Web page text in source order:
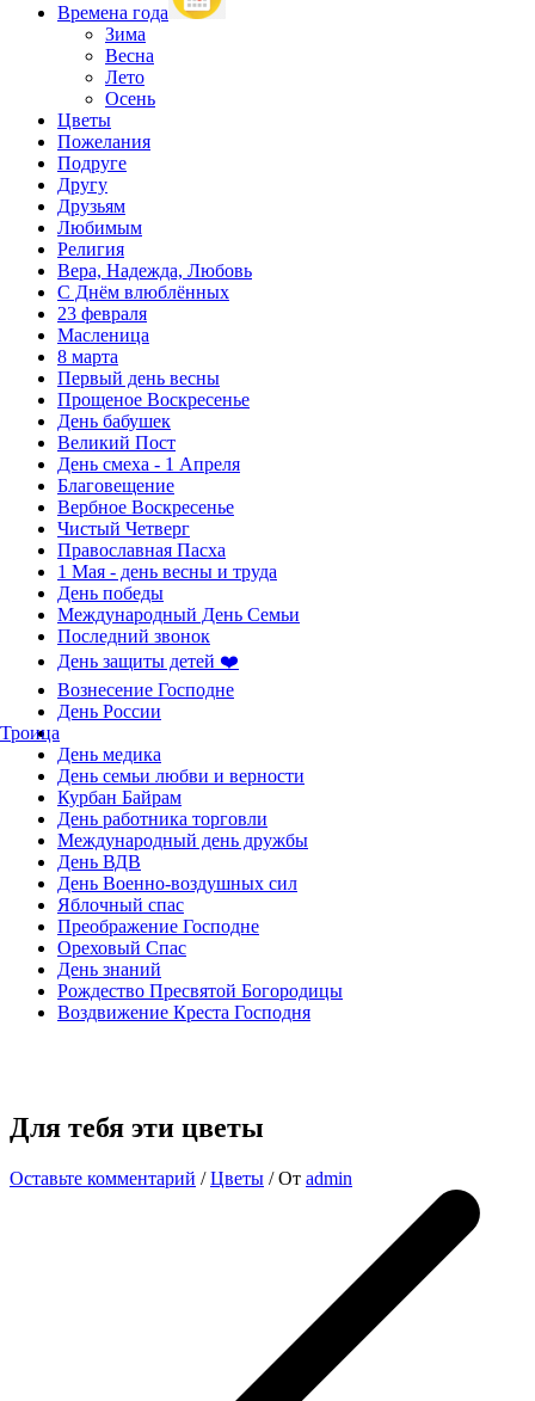
Времена года
Зима
Весна
Лето
Осень
Цветы
Пожелания
Подруге
Другу
Друзьям
Любимым
Религия
Вера, Надежда, Любовь
С Днём влюблённых
23 февраля
Масленица
8 марта
Первый день весны
Прощеное Воскресенье
День бабушек
Великий Пост
День смеха - 1 Апреля
Благовещение
Вербное Воскресенье
Чистый Четверг
Православная Пасха
1 Мая - день весны и труда
День победы
Международный День Семьи
Последний звонок
День защиты детей ❤️
Вознесение Господне
День России
Троица
День медика
День семьи любви и верности
Курбан Байрам
День работника торговли
Международный день дружбы
День ВДВ
День Военно-воздушных сил
Яблочный спас
Преображение Господне
Ореховый Спас
День знаний
Рождество Пресвятой Богородицы
Воздвижение Креста Господня
Для тебя эти цветы
Оставьте комментарий /Цветы / От admin